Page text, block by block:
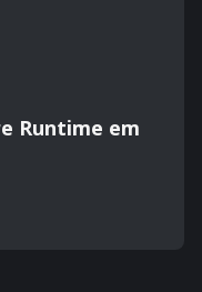
Runtime em